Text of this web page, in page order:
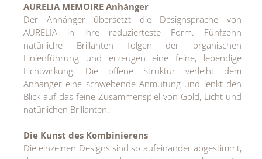
AURELIA MEMOIRE Anhänger
Der Anhänger übersetzt die Designsprache von
AURELIA in ihre reduzierteste Form. Fünfzehn
natürliche Brillanten folgen der organischen
Linienführung und erzeugen eine feine, lebendige
Lichtwirkung. Die offene Struktur verleiht dem
Anhänger eine schwebende Anmutung und lenkt den
Blick auf das feine Zusammenspiel von Gold, Licht und
natürlichen Brillanten.
Die Kunst des Kombinierens
Die einzelnen Designs sind so aufeinander abgestimmt,